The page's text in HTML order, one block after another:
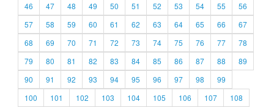
46
47 48 49 50 51 52 53 54 55
56
57
58 59 60 61 62 63 64 65 66
67
68
69 70 71 72 73 74 75 76 77
78
79
80 81 82 83 84 85 86 87 88
89
90
91 92 93 94 95 96 97 98
99
100
101 102 103 104 105 106 107
108